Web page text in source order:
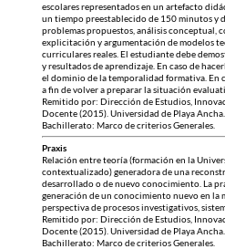
escolares representados en un artefacto
un tiempo preestablecido de 150 minutos y
problemas propuestos, análisis conceptual,
explicitación y argumentación de modelos
curriculares reales. El estudiante debe
y resultados de aprendizaje. En caso de
el dominio de la temporalidad formativa. En
a fin de volver a preparar la situación
Remitido por: Dirección de Estudios,
Docente (2015). Universidad de Playa
Bachillerato: Marco de criterios Generales.
Praxis
Relación entre teoría (formación en la
contextualizado) generadora de una
desarrollado o de nuevo conocimiento. La
generación de un conocimiento nuevo en la
perspectiva de procesos investigativos,
Remitido por: Dirección de Estudios,
Docente (2015). Universidad de Playa
Bachillerato: Marco de criterios Generales.